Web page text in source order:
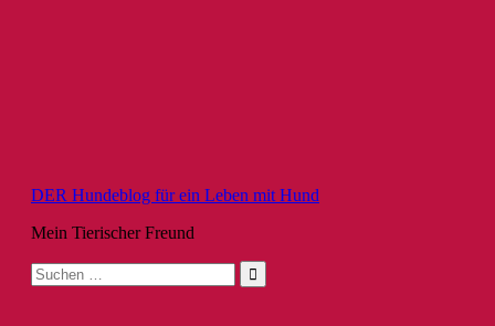
DER Hundeblog für ein Leben mit Hund
Mein Tierischer Freund
Suche
nach: